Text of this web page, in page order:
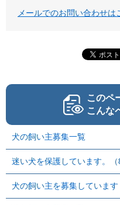
メールでのお問い合わせは
このペ
こんな
犬の飼い主募集一覧
迷い犬を保護しています。（
犬の飼い主を募集しています